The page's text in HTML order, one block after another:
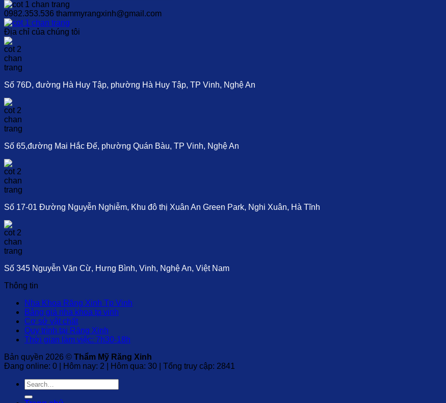
0982.353.536 thammyrangxinh@gmail.com
Địa chỉ của chúng tôi
Số 76D, đường Hà Huy Tập, phường Hà Huy Tập, TP Vinh, Nghệ An
Số 65,đường Mai Hắc Đế, phường Quán Bàu, TP Vinh, Nghệ An
Số 17-01 Đường Nguyễn Nghiễm, Khu đô thị Xuân An Green Park, Nghi Xuân, Hà Tĩnh
Số 345 Nguyễn Văn Cừ, Hưng Bình, Vinh, Nghệ An, Việt Nam
Thông tin
Nha Khoa Răng Xinh Tp Vinh
Bảng giá nha khoa tp vinh
Cơ sở vật chất
Quy trình tại Răng Xinh
Thời gian làm việc: 7h30-18h
Bản quyền 2026 © Thẩm Mỹ Răng Xinh
Đang online: 0 | Hôm nay: 2 | Hôm qua: 30 | Tổng truy cập: 2841